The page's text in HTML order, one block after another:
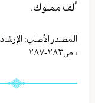
ألف مملوك.
المصدر الأصلي: الإرشاد
، ص٢٨٣-٢٨٧